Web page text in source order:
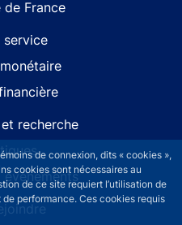
de connexion, dits « cookies »,
cookies sont nécessaires au
de ce site requiert l’utilisation de
performance. Ces cookies requis
de France
recherche